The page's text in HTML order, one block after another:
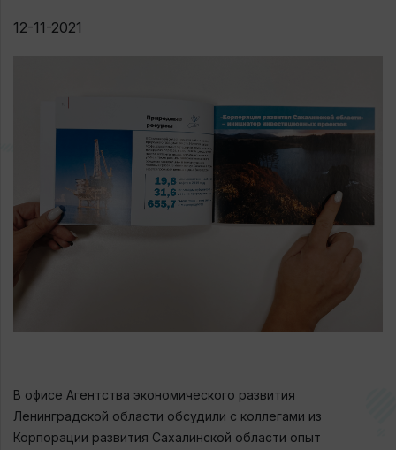
12-11-2021
В офисе Агентства экономического развития
Ленинградской области обсудили с коллегами из
Корпорации развития Сахалинской области опыт